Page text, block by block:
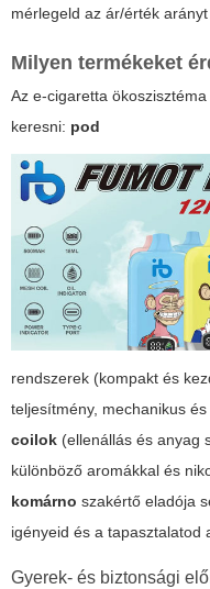
mérlegeld az ár/érték
Milyen termékeket
Az e-cigaretta
keresni: pod
rendszerek (kompakt és
teljesítmény, mechanikus
coilok (ellenállás és anyag
különböző aromákkal és
komárno szakértő eladója
igényeid és a tapasztalatod
Gyerek- és biztonsági